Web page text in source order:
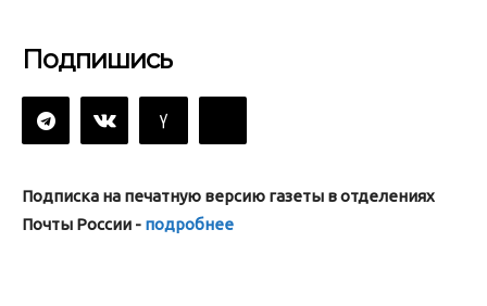
Подпишись
Подписка на печатную версию газеты в отделениях
Почты России - подробнее